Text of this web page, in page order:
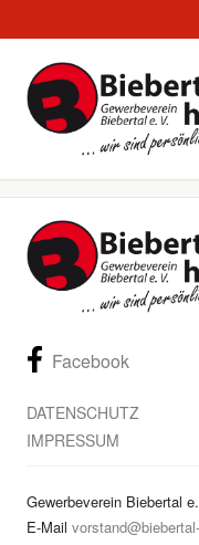
Facebook
DATENSCHUTZ
IMPRESSUM
Gewerbeverein Biebertal
E-Mail